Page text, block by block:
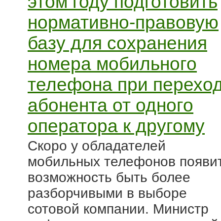
нормативно-правовую
базу для сохранения
номера мобильного
телефона при
абонента от одного
оператора к другому
Скоро у обладателей
мобильных телефонов
возможность быть более
разборчивыми в выборе
сотовой компании. Министр